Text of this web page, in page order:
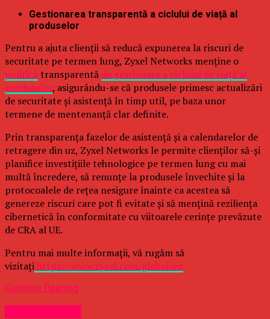
Gestionarea transparentă a ciclului de viață al
produselor
Pentru a ajuta clienții să reducă expunerea la riscuri de
securitate pe termen lung, Zyxel Networks menține o
politică transparentă de gestionare a ciclului de viață al
produselor, asigurându-se că produsele primesc actualizări
de securitate și asistență în timp util, pe baza unor
termene de mentenanță clar definite.
Prin transparența fazelor de asistență și a calendarelor de
retragere din uz, Zyxel Networks le permite clienților să-și
planifice investițiile tehnologice pe termen lung cu mai
multă încredere, să renunțe la produsele învechite și la
protocoalele de rețea nesigure înainte ca acestea să
genereze riscuri care pot fi evitate și să mențină reziliența
cibernetică în conformitate cu viitoarele cerințe prevăzute
de CRA al UE.
Pentru mai multe informații, vă rugăm să
vizitațihttps://www.zyxel.com/global/en
Continue Reading